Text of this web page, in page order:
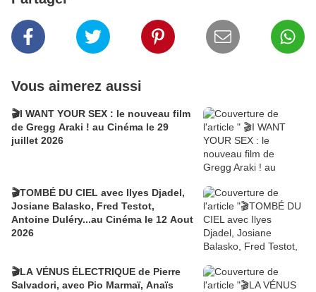
Vous aimerez aussi
🎬I WANT YOUR SEX : le nouveau film
de Gregg Araki ! au Cinéma le 29
juillet 2026
🎬TOMBÉ DU CIEL avec Ilyes Djadel,
Josiane Balasko, Fred Testot,
Antoine Duléry...au Cinéma le 12 Aout
2026
🎬LA VÉNUS ÉLECTRIQUE de Pierre
Salvadori, avec Pio Marmaï, Anaïs